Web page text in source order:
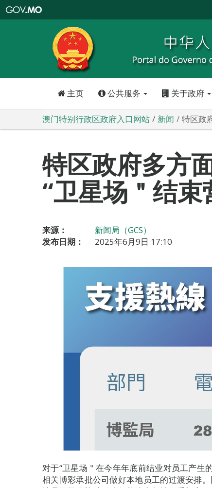
特
政
区
政
口
主页 公共服务 关于政府
澳门特别行政区政府入口网站 新闻 特区政
特区政府多方
“卫星场＂结束
来源：
新闻局（GCS）
发布日期：
2025年6月9日 17:10
对于“卫星场＂在今年年底前结业对员工产生
相关博彩承批公司做好本地员工的过渡安排